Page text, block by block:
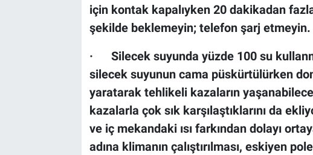
için kontak kapalıyken 20 dakikadan
şekilde beklemeyin; telefon şarj etmeyin.
· Silecek suyunda yüzde 100 su
silecek suyunun cama püskürtülürken
yaratarak tehlikeli kazaların
kazalarla çok sık karşılaştıklarını da
ve iç mekandaki ısı farkından dolayı
adına klimanın çalıştırılması, eskiyen